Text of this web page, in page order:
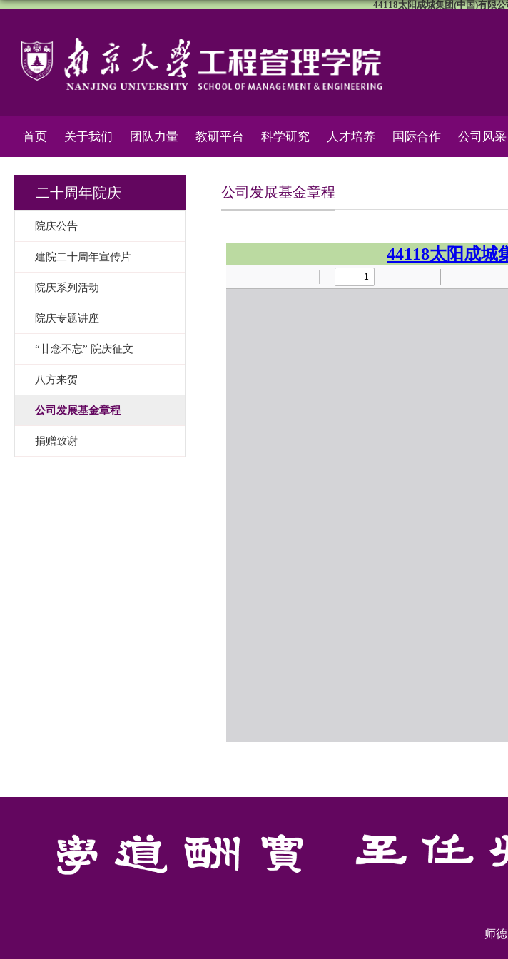
44118太阳成城集团(中国)有限
首页 关于我们 团队力量 教研平台 科学研究 人才培养 国际合作 公司风采
二十周年院庆
院庆公告
建院二十周年宣传片
院庆系列活动
院庆专题讲座
“廿念不忘” 院庆征文
八方来贺
公司发展基金章程
捐赠致谢
公司发展基金章程
师